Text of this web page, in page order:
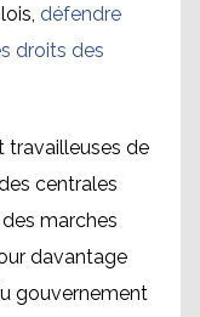
défendre
droits des
travailleuses de
centrales
marches
davantage
gouvernement